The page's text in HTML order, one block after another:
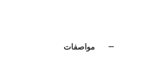
مواصفات